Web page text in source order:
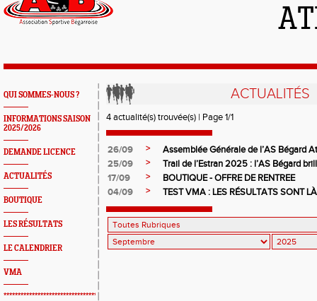
QUI SOMMES-NOUS ?
INFORMATIONS SAISON
2025/2026
DEMANDE LICENCE
ACTUALITÉS
BOUTIQUE
LES RÉSULTATS
LE CALENDRIER
VMA
*************************************************
ACTUALITÉS
4 actualité(s) trouvée(s) | Page 1/1
26/09 >
Assemblée Générale de l’AS Bégard
25/09
>
Trail de l’Estran 2025 : l’AS Bégard
17/09
>
BOUTIQUE - OFFRE DE RENTREE
04/09
> TEST VMA : LES RÉSULTATS SONT